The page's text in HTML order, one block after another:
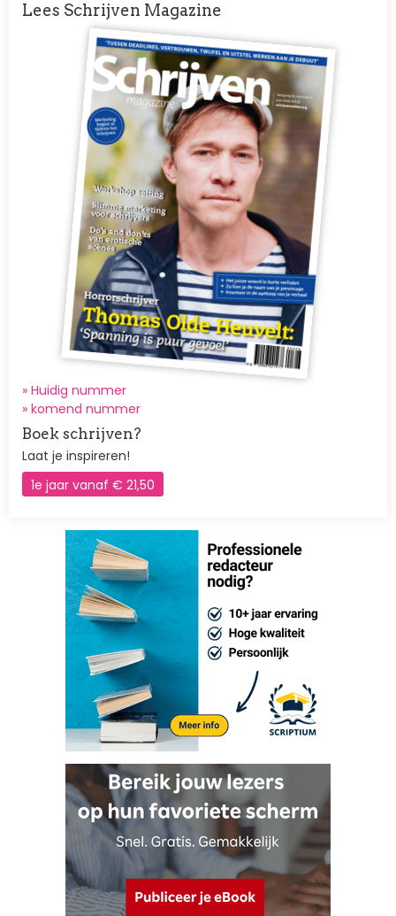
Lees Schrijven Magazine
Afbeelding
» Huidig nummer
» komend nummer
Boek schrijven?
Laat je inspireren!
1e jaar vanaf € 21,50